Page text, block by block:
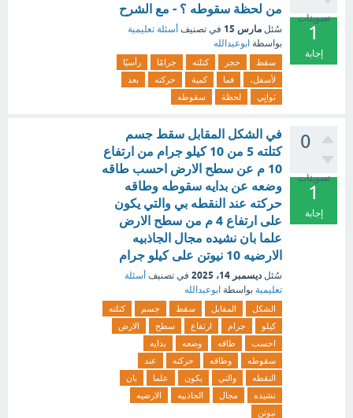
تصويتات
1
إجابة
من لحظة سقوطه ؟ - مع الشرح
سُئل مارس 15 في تصنيف أسئلة تعليمية
بواسطة ابوعبدالله
سقط حجر كتلته جرامًا
رأسيًا
لأسفل،
فما كمية حركته
بعد
ثوانٍي
لحظة سقوطه
0
تصويتات
1
إجابة
في الشكل المقابل سقط جسم
كتلته 5 من 10 كيلو جرام من ارتفاع
10 م عن سطح الارض احسب طاقه
وضعه عن بدايه سقوطه وطاقه
حركته عند النقطه بي والتي يكون
على ارتفاع 4 م من سطح الارض
علما بان نشيده مجال الجاذبيه
الارضيه 10 نيوتن على كيلو جرام
سُئل ديسمبر 14، 2025 في تصنيف أسئلة
تعليمية بواسطة ابوعبدالله
الشكل المقابل سقط جسم
كتلته
كيلو
جرام ارتفاع سطح
الارض
احسب
طاقه وضعه
بدايه
سقوطه
وطاقه حركته
عند
النقطه
والتي يكون علما
بان
نشيده
مجال الجاذبيه
الارضيه
نيوتن